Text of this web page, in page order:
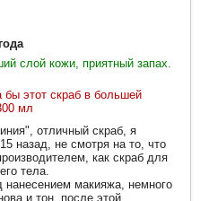
слой кожи, приятный запах.
этот скраб в большей
мл
отличный скраб, я
назад, не смотря на то, что
как скраб для
тела.
макияжа, немного
и тон, после этой